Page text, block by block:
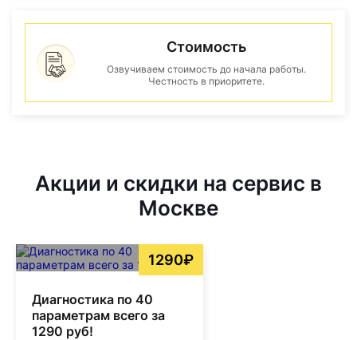
Стоимость
Озвучиваем стоимость до начала работы.
Честность в приоритете.
Акции и скидки на сервис в
Москве
1290₽
Диагностика по 40
параметрам всего за
1290 руб!